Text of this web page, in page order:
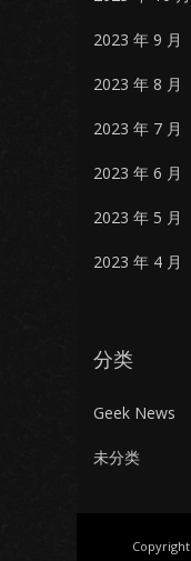
2023 年 9 月
2023 年 8 月
2023 年 7 月
2023 年 6 月
2023 年 5 月
2023 年 4 月
分类
Geek News
未分类
Copyright